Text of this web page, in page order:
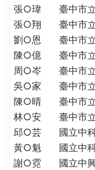
民。
WAGOR
TODAY
張○瑋
臺中市
張○翔
臺中市
劉○恩
臺中市
陳○億
臺中市
周○岑
臺中市
吳○家
臺中市
陳○晴
臺中市
林○安
臺中市
邱○芸
國立中
黃○魁
國立中
謝○霓
國立中